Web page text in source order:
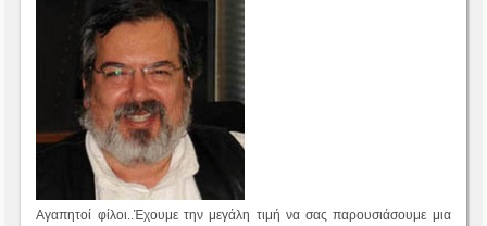
Αγαπητοί φίλοι..Έχουμε την μεγάλη τιμή να σας παρουσιάσουμε μια